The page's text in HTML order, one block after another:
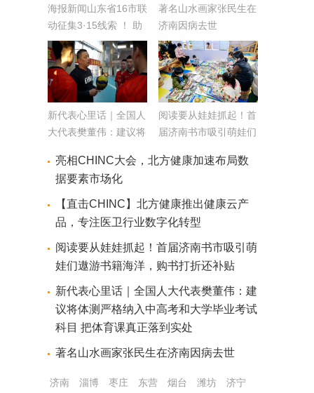
海报新闻山东省16市联
动征集3·15线索 ！ 助
力消费维权 提振消费
信心
著名山水画家张民生在
济南因病去世
新代表心里话｜全国人
大代表樊董伟：建议将
大学毕业考试科目 把
体育课真正落到实处
阅读要从娃娃抓起！首
届济南书市吸引萌娃们
折还补贴
亮相CHINC大会，北方健康加速布局数
据要素市场化
【直击CHINC】北方健康推出健康云产
品，专注医卫行业数字化转型
阅读要从娃娃抓起！首届济南书市吸引萌
娃们遨游书籍海洋，购书打折还补贴
新代表心里话｜全国人大代表樊董伟：建
议将体测严格纳入中高考和大学毕业考试
科目 把体育课真正落到实处
著名山水画家张民生在济南因病去世
济南 淄博 枣庄 东营 烟台 潍坊
济宁